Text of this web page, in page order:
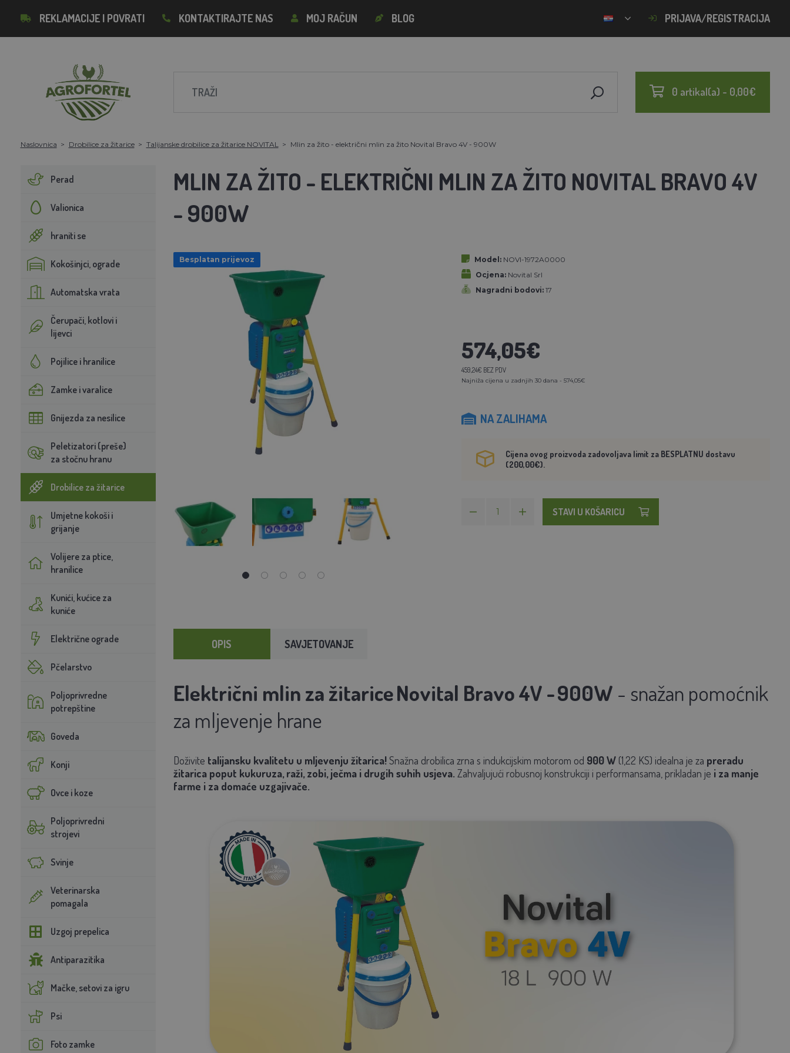
REKLAMACIJE I POVRATI KONTAKTIRAJTE NAS MOJ RAČUN BLOG PRIJAVA/REGISTRACIJA
0 artikal(a) - 0,00€
Naslovnica Drobilice za žitarice Talijanske drobilice za žitarice NOVITAL Mlin za žito - električni mlin za žito Novital Bravo 4V - 900W
Perad
Valionica
hraniti se
Kokošinjci, ograde
Automatska vrata
Čerupači, kotlovi i
lijevci
Pojilice i hranilice
Zamke i varalice
Gnijezda za nesilice
Peletizatori (preše)
za stočnu hranu
Drobilice za žitarice
Umjetne kokoši i
grijanje
Volijere za ptice,
hranilice
Kunići, kućice za
kuniće
Električne ograde
Pčelarstvo
Poljoprivredne
potrepštine
Goveda
Konji
Ovce i koze
Poljoprivredni
strojevi
Svinje
Veterinarska
pomagala
Uzgoj prepelica
Antiparazitika
Mačke, setovi za igru
Psi
Foto zamke
MLIN ZA ŽITO - ELEKTRIČNI MLIN ZA ŽITO NOVITAL BRAVO 4V
- 900W
Besplatan prijevoz Model: NOVI-1972A0000
Ocjena: Novital Srl
Nagradni bodovi: 17
574,05€
459,24€ BEZ PDV
Najniža cijena u zadnjih 30 dana - 574,05€
NA ZALIHAMA
Cijena ovog proizvoda zadovoljava limit za BESPLATNU dostavu
(200,00€).
STAVI U KOŠARICU
OPIS SAVJETOVANJE
Električni mlin za žitariceNovital Bravo 4V -900W - snažan pomoćnik
za mljevenje hrane
Doživite talijansku kvalitetu u mljevenju žitarica!Snažna drobilica zrna s indukcijskim motorom od 900 W(1,22 KS) idealna je za preradu
žitarica poput kukuruza, raži, zobi, ječma i drugih suhih usjeva. Zahvaljujući robusnoj konstrukciji i performansama, prikladan je i za manje
farme i za domaće uzgajivače.